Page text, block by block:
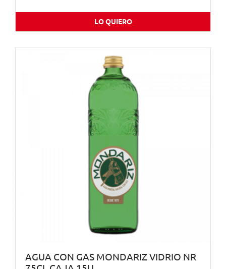
LO QUIERO
AGUA CON GAS MONDARIZ VIDRIO NR